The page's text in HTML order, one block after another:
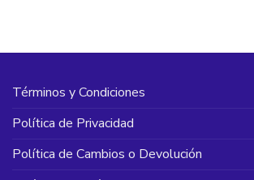
Términos y Condiciones
Política de Privacidad
Política de Cambios o Devolución